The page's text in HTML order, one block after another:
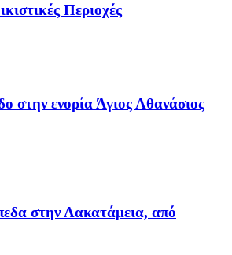
Περιοχές
στην ενορία Άγιος Αθανάσιος
στην Λακατάμεια, από